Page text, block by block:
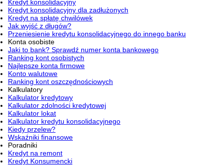
Kredyt konsolidacyjny
Kredyt konsolidacyjny dla zadłużonych
Kredyt na spłatę chwilówek
Jak wyjść z długów?
Przeniesienie kredytu konsolidacyjnego do innego banku
Konta osobiste
Jaki to bank? Sprawdź numer konta bankowego
Ranking kont osobistych
Najlepsze konta firmowe
Konto walutowe
Ranking kont oszczędnościowych
Kalkulatory
Kalkulator kredytowy
Kalkulator zdolności kredytowej
Kalkulator lokat
Kalkulator kredytu konsolidacyjnego
Kiedy przelew?
Wskaźniki finansowe
Poradniki
Kredyt na remont
Kredyt Konsumencki